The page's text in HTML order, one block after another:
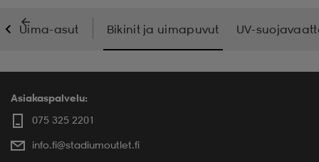
Uima-asut Bikinit ja uimapuvut UV-
Asiakaspalvelu:
075 325 2201
info.fi@stadiumoutlet.fi